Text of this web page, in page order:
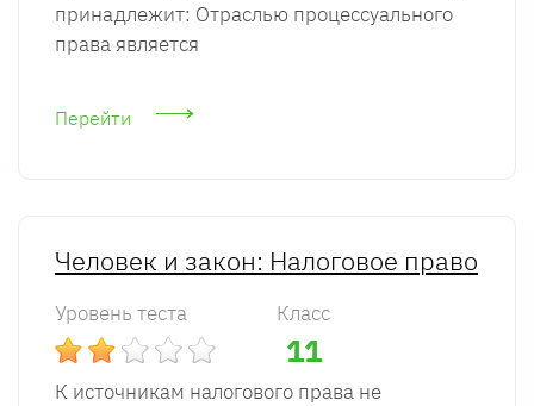
принадлежит: Отраслью процессуального
права является
Перейти
Человек и закон: Налоговое право
Уровень теста Класс
11
К источникам налогового права не